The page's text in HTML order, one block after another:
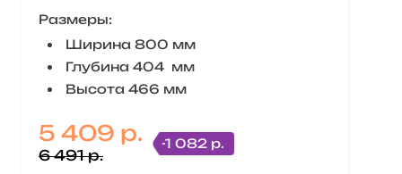
Размеры:
Ширина 800 мм
Глубина 404 мм
Высота 466 мм
5 409 р.
6 491 р.
-1 082 р.